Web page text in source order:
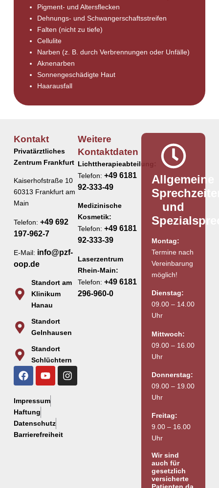
Pigment- und Altersflecken
Dehnungs- und Schwangerschaftsstreifen
Falten (nicht zu tiefe)
Cellulite
Narben (z. B. durch Verbrennungen oder Unfälle)
Aknenarben
Sonnengeschädigte Haut
Haarausfall
Kontakt
Privatärztliches
Zentrum Frankfurt
Kaiserhofstraße 10
60313 Frankfurt am
Main
Telefon: +49 692
197-962-7
E-Mail: info@pzf-
oop.de
Standort am
Klinikum
Hanau
Standort
Gelnhausen
Standort
Schlüchtern
Impressum
Haftung
Datenschutz
Barrierefreiheit
Weitere
Kontaktdaten
Lichttherapieabteilung:
Telefon: +49 6181
92-333-49
Medizinische
Kosmetik:
Telefon: +49 6181
92-333-39
Laserzentrum
Rhein-Main:
Telefon: +49 6181
296-960-0
Allgemeine
und
Montag:
Termine nach
Vereinbarung
möglich!
Dienstag:
09.00 – 14.00
Uhr
Mittwoch:
09.00 – 16.00
Uhr
Donnerstag:
09.00 – 19.00
Uhr
Freitag:
9.00 – 16.00
Uhr
Wir sind
auch für
gesetzlich
versicherte